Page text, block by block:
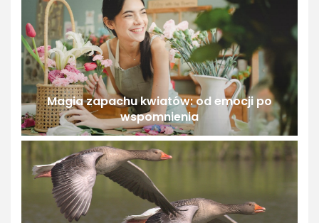
Magia zapachu kwiatów: od emocji po
wspomnienia